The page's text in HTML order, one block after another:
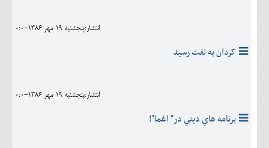
انتشار:پنجشنبه 19 مهر 1386-0:0
کردان به نفت رسيد
انتشار:پنجشنبه 19 مهر 1386-0:0
برنامه هاي ديني در" اغما"!